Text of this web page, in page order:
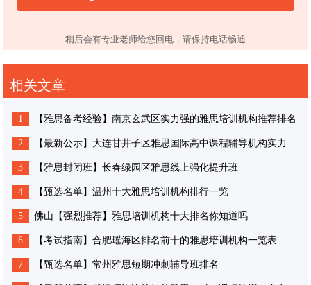
稍后会有专业老师给您回电，请保持电话畅通
相关文章
1 【雅思备考经验】南京玄武区实力强的雅思培训机构推荐排名
2 【最新公示】大连甘井子区雅思国际高中课程辅导机构实力推荐
3 【雅思封闭班】长春绿园区雅思线上强化提升班
4 【甄选名单】温州十大雅思培训机构排行一览
5 佛山【强烈推荐】雅思培训机构十大排名你知道吗
6 【考试指南】合肥瑶海区排名前十的雅思培训机构一览表
7 【甄选名单】常州雅思短期冲刺辅导班排名